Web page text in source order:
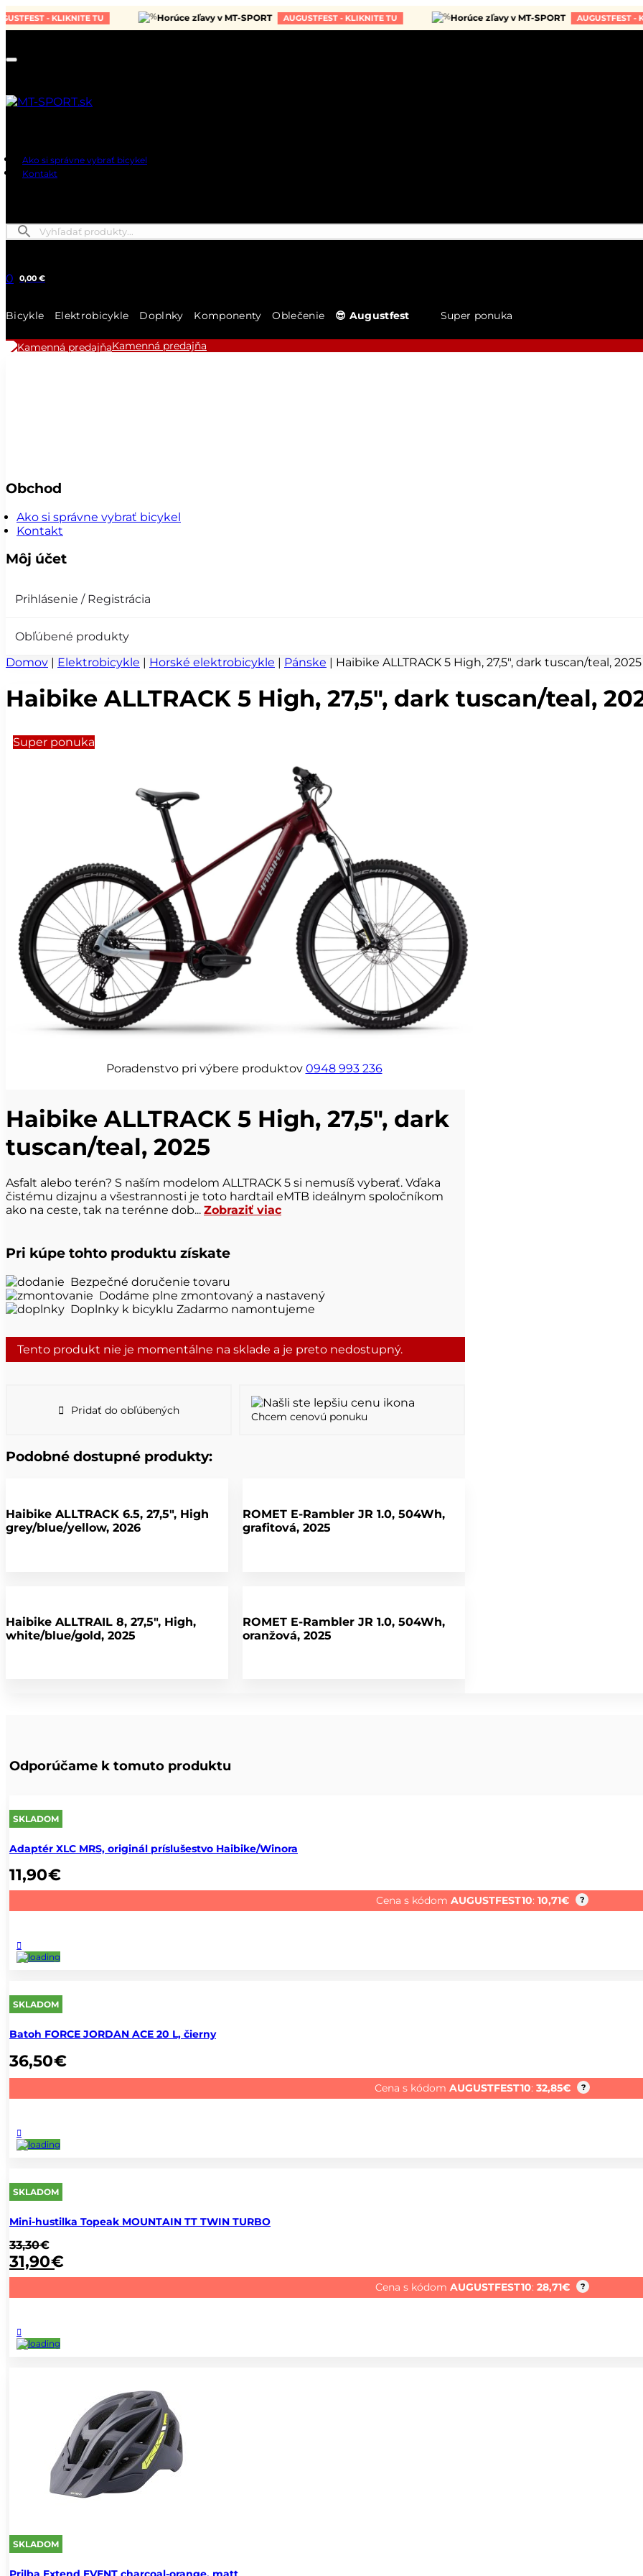
- KLIKNITE TU Horúce zľavy v MT-SPORT AUGUSTFEST - KLIKNITE TU Horúce zľavy v MT-SPORT AUGUSTFEST -
Ako si správne vybrať bicykel
Kontakt
0 0,00 €
Bicykle Elektrobicykle Doplnky Komponenty Oblečenie 😎 Augustfest Super ponuka
Kamenná predajňa
Obchod
Ako si správne vybrať bicykel
Kontakt
Môj účet
Prihlásenie / Registrácia
Obľúbené produkty
Domov | Elektrobicykle | Horské elektrobicykle | Pánske | Haibike ALLTRACK 5 High, 27,5″, dark tuscan/teal, 2025
Haibike ALLTRACK 5 High, 27,5″, dark tuscan/teal,
Super ponuka
Poradenstvo pri výbere produktov 0948 993 236
Haibike ALLTRACK 5 High, 27,5″, dark
tuscan/teal, 2025
Asfalt alebo terén? S naším modelom ALLTRACK 5 si nemusíš vyberať. Vďaka
čistému dizajnu a všestrannosti je toto hardtail eMTB ideálnym spoločníkom
ako na ceste, tak na terénne dob... Zobraziť viac
Pri kúpe tohto produktu získate
Bezpečné doručenie tovaru
Dodáme plne zmontovaný a nastavený
Doplnky k bicyklu Zadarmo namontujeme
Tento produkt nie je momentálne na sklade a je preto nedostupný.
Pridať do obľúbených Chcem cenovú ponuku
Podobné dostupné produkty:
Haibike ALLTRACK 6.5, 27,5″, High
grey/blue/yellow, 2026
ROMET E-Rambler JR 1.0, 504Wh,
grafitová, 2025
Haibike ALLTRAIL 8, 27,5″, High,
white/blue/gold, 2025
ROMET E-Rambler JR 1.0, 504Wh,
oranžová, 2025
Odporúčame k tomuto produktu
SKLADOM
Adaptér XLC MRS, originál príslušestvo Haibike/Winora
11,90€
Cena s kódom AUGUSTFEST10: 10,71€ ?
SKLADOM
Batoh FORCE JORDAN ACE 20 L, čierny
36,50€
Cena s kódom AUGUSTFEST10: 32,85€ ?
SKLADOM
Mini-hustilka Topeak MOUNTAIN TT TWIN TURBO
33,30€
31,90€
Cena s kódom AUGUSTFEST10: 28,71€ ?
SKLADOM